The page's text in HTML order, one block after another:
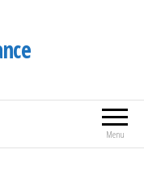
Menu